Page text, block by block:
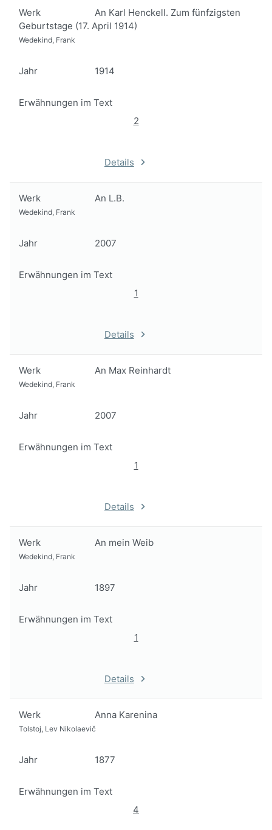
Werk
An Karl Henckell. Zum fünfzigsten
Geburtstage (17. April 1914)
Wedekind, Frank
Jahr 1914
Erwähnungen im Text
2
Details
Werk An L.B.
Wedekind, Frank
Jahr 2007
Erwähnungen im Text
1
Details
Werk An Max Reinhardt
Wedekind, Frank
Jahr 2007
Erwähnungen im Text
1
Details
Werk An mein Weib
Wedekind, Frank
Jahr 1897
Erwähnungen im Text
1
Details
Werk Anna Karenina
Tolstoj, Lev Nikolaevič
Jahr 1877
Erwähnungen im Text
4